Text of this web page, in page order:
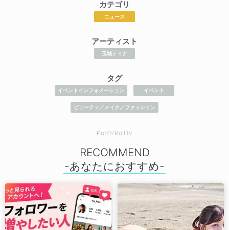
カテゴリ
ニュース
アーティスト
玉城ティナ
タグ
イベントインフォメーション イベント
ビューティ／メイク／ファッション
Pop'n'Roll.tv
RECOMMEND